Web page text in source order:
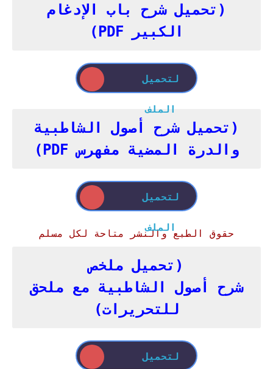
(تحميل شرح باب الإدغام
الكبير PDF)
لتحميل
الملف
(تحميل شرح أصول الشاطبية
والدرة المضية مفهرس PDF)
لتحميل
الملف
حقوق الطبع والنشر متاحة لكل مسلم
(تحميل ملخص
شرح
أصول
الشاطبية مع ملحق
للتحريرات)
لتحميل